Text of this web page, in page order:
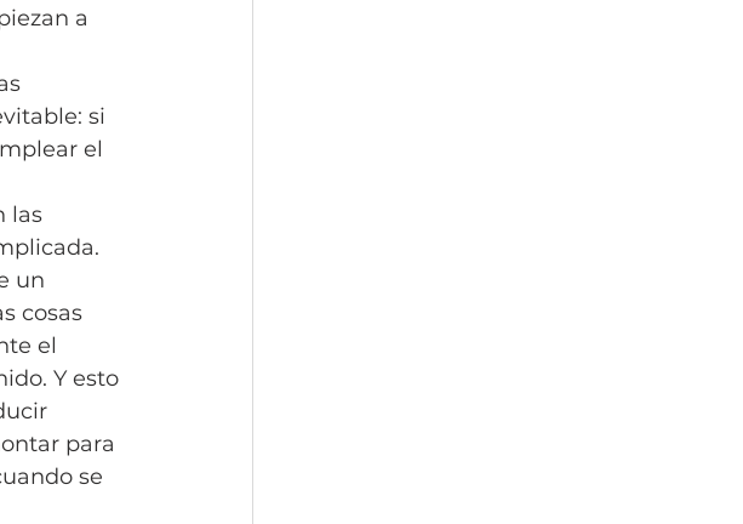
a
si
el
las
un
cosas
el
Y esto
para
se